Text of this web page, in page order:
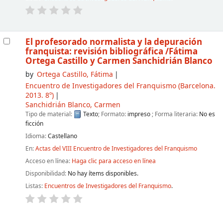
El profesorado normalista y la depuración
franquista: revisión bibliográfica /Fátima
Ortega Castillo y Carmen Sanchidrián Blanco
by Ortega Castillo, Fátima
Encuentro de Investigadores del Franquismo(Barcelona.
2013. 8º)
Sanchidrián Blanco, Carmen
Tipo de material: Texto; Formato: impreso ; Forma literaria: No es
ficción
Idioma:Castellano
En:Actas del VIII Encuentro de Investigadores del Franquismo
Acceso en línea: Haga clic para acceso en línea
Disponibilidad: No hay ítems disponibles.
Listas: Encuentros de Investigadores del Franquismo.